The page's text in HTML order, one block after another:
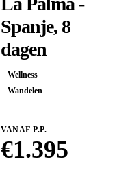
Spanje, 8
dagen
Wellness
Wandelen
VANAF P.P.
€1.395